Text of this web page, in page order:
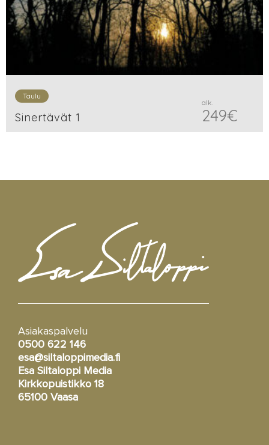
Taulu
Sinertävät 1
alk.
249€
Asiakaspalvelu
0500 622 146
esa@siltaloppimedia.fi
Esa Siltaloppi Media
Kirkkopuistikko 18
65100 Vaasa